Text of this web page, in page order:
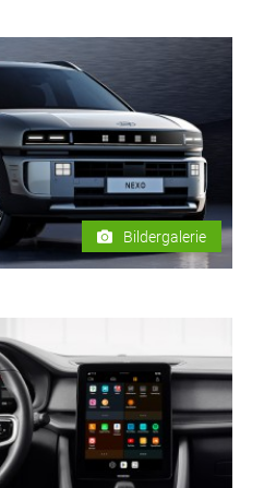
Bildergalerie